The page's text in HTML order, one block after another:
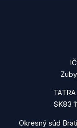
SK83
Okresný súd